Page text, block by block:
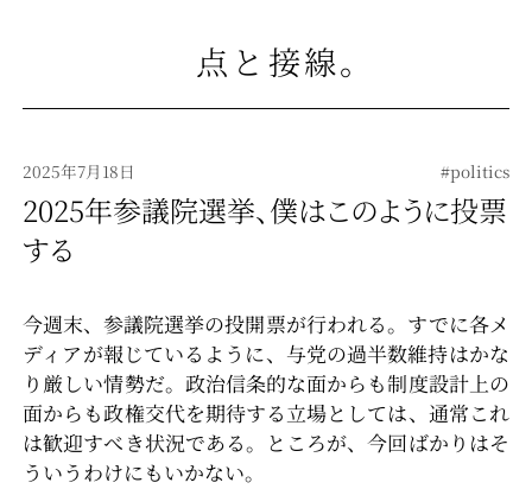
点と接線。
2025年7月18日 #politics
2025年参議院選挙、僕はこのように投票
する
今週末、参議院選挙の投開票が行われる。すでに各メ
ディアが報じているように、与党の過半数維持はかな
り厳しい情勢だ。政治信条的な面からも制度設計上の
面からも政権交代を期待する立場としては、通常これ
は歓迎すべき状況である。ところが、今回ばかりはそ
ういうわけにもいかない。